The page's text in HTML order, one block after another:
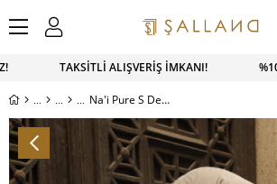
TAKSİTLİ ALIŞVERİŞ İMKANI! %100
Na'i Pure S Desen Şal Küf Yeşil